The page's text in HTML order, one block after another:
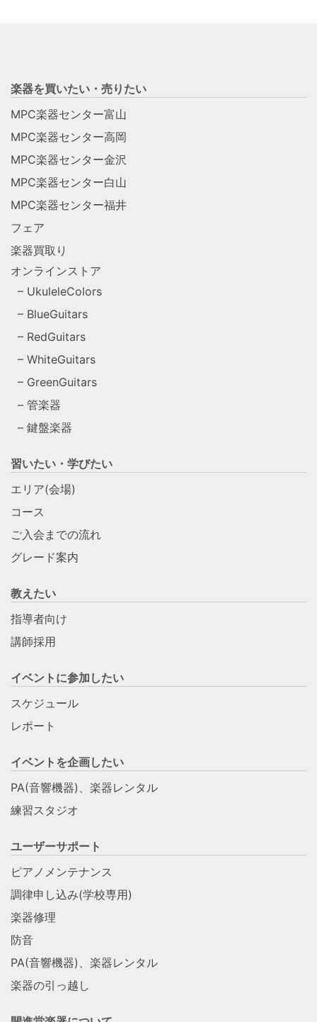
楽器を買いたい・売りたい
MPC楽器センター富山
MPC楽器センター高岡
MPC楽器センター金沢
MPC楽器センター白山
MPC楽器センター福井
フェア
楽器買取り
オンラインストア
UkuleleColors
BlueGuitars
RedGuitars
WhiteGuitars
GreenGuitars
管楽器
鍵盤楽器
習いたい・学びたい
エリア(会場)
コース
ご入会までの流れ
グレード案内
教えたい
指導者向け
講師採用
イベントに参加したい
スケジュール
レポート
イベントを企画したい
PA(音響機器)、楽器レンタル
練習スタジオ
ユーザーサポート
ピアノメンテナンス
調律申し込み(学校専用)
楽器修理
防音
PA(音響機器)、楽器レンタル
楽器の引っ越し